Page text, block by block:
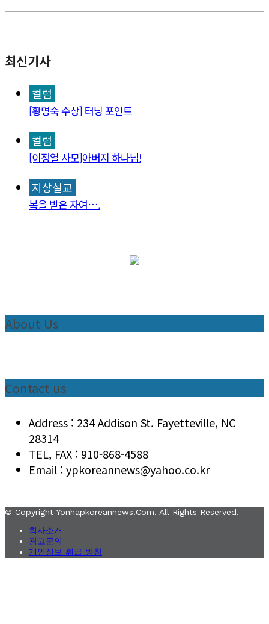
최신기사
컬럼
[황명숙 수상] 터닝 포인트
컬럼
[이정열 사모]아버지 하나님!
지상설교
복을 받은 자여….
About Us
Contact us
Address : 234 Addison St. Fayetteville, NC
28314
TEL, FAX : 910-868-4588
Email : ypkoreannews@yahoo.co.kr
© Copyright Yonhapkoreannews.com. All Rights Reserved.
회사소개
광고문의
개인정보 취급 방침